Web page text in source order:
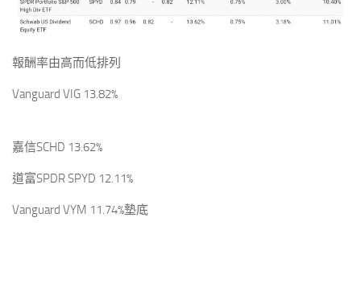
報酬率由高而低排列
Vanguard VIG 13.82%
嘉信SCHD 13.62%
道富SPDR SPYD 12.11%
Vanguard VYM 11.74%墊底